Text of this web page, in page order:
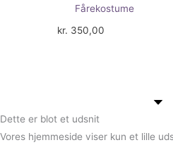
Fårekostume
kr. 350,00
Dette er blot et udsnit
Vores hjemmeside viser kun et lille